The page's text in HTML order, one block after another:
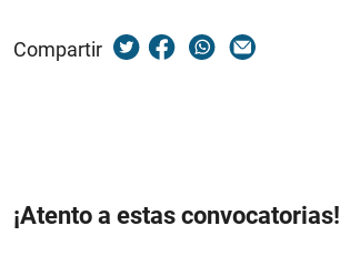
Compartir
¡Atento a estas convocatorias!